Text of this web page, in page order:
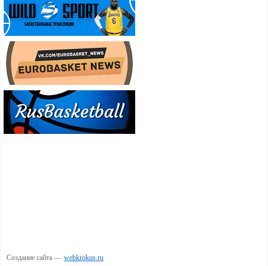
Создание сайта — webkrokus.ru